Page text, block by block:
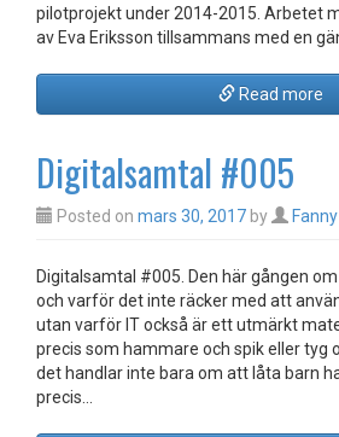
pilotprojekt under 2014-2015. Arbetet
av Eva Eriksson tillsammans med en
Read more
Digitalsamtal #005
Posted on mars 30, 2017 by
Digitalsamtal #005. Den här gången
och varför det inte räcker med att
utan varför IT också är ett utmärkt
precis som hammare och spik eller tyg
det handlar inte bara om att låta barn
precis…